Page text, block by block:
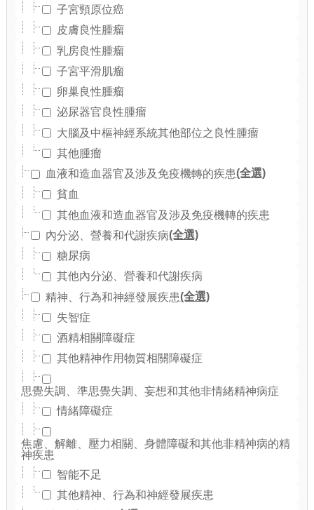
子宮頸原位癌
皮膚良性腫瘤
乳房良性腫瘤
子宮平滑肌瘤
卵巢良性腫瘤
泌尿器官良性腫瘤
大腦及中樞神經系統其他部位之良性腫瘤
其他腫瘤
血液和造血器官及涉及免疫機轉的疾患(全選)
貧血
其他血液和造血器官及涉及免疫機轉的疾患
內分泌、營養和代謝疾病(全選)
糖尿病
其他內分泌、營養和代謝疾病
精神、行為和神經發展疾患(全選)
失智症
酒精相關障礙症
其他精神作用物質相關障礙症
思覺失調、準思覺失調、妄想和其他非情緒精神病症
情緒障礙症
焦慮、解離、壓力相關、身體障礙和其他非精神病的精
神疾患
智能不足
其他精神、行為和神經發展疾患